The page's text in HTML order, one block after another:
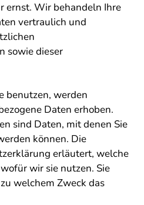
ernst. Wir behandeln Ihre
vertraulich und
sowie dieser
benutzen, werden
Daten erhoben.
sind Daten, mit denen Sie
können. Die
erläutert, welche
wir sie nutzen. Sie
welchem Zweck das